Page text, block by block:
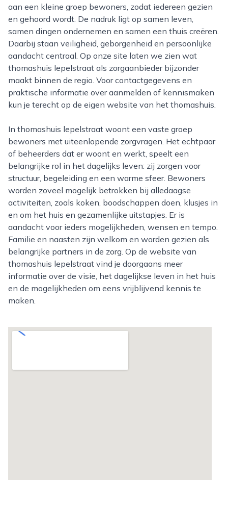
aan een kleine groep bewoners, zodat iedereen gezien
en gehoord wordt. De nadruk ligt op samen leven,
samen dingen ondernemen en samen een thuis creëren.
Daarbij staan veiligheid, geborgenheid en persoonlijke
aandacht centraal. Op onze site laten we zien wat
thomashuis lepelstraat als zorgaanbieder bijzonder
maakt binnen de regio. Voor contactgegevens en
praktische informatie over aanmelden of kennismaken
kun je terecht op de eigen website van het thomashuis.
In thomashuis lepelstraat woont een vaste groep
bewoners met uiteenlopende zorgvragen. Het echtpaar
of beheerders dat er woont en werkt, speelt een
belangrijke rol in het dagelijks leven: zij zorgen voor
structuur, begeleiding en een warme sfeer. Bewoners
worden zoveel mogelijk betrokken bij alledaagse
activiteiten, zoals koken, boodschappen doen, klusjes in
en om het huis en gezamenlijke uitstapjes. Er is
aandacht voor ieders mogelijkheden, wensen en tempo.
Familie en naasten zijn welkom en worden gezien als
belangrijke partners in de zorg. Op de website van
thomashuis lepelstraat vind je doorgaans meer
informatie over de visie, het dagelijkse leven in het huis
en de mogelijkheden om eens vrijblijvend kennis te
maken.